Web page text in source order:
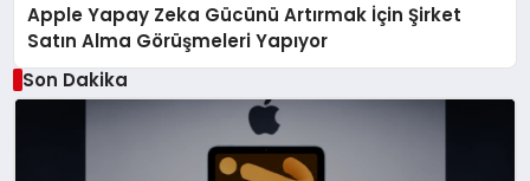
Apple Yapay Zeka Gücünü Artırmak İçin Şirket
Satın Alma Görüşmeleri Yapıyor
Son Dakika